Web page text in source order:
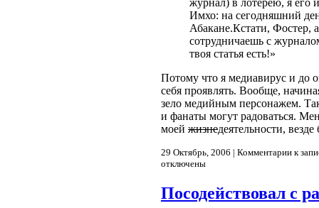
журнал) в лотерею, я его
Имхо: на сегодняшний
Абакане.Кстати, Фостер,
сотрудничаешь с
твоя статья есть!»
Потому что я медиавирус и до
себя проявлять. Вообще,
зело медийным персонажем.
и фанаты могут радоваться.
моей жизнедеятельности,
29 Октябрь, 2006 | Комментарии к
отключены
Посодействовал с